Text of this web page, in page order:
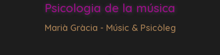
Psicologia de la música
Marià Gràcia - Músic & Psicòleg